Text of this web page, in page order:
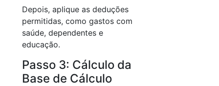
Depois, aplique as deduções
permitidas, como gastos com
saúde, dependentes e
educação.
Passo 3: Cálculo da
Base de Cálculo